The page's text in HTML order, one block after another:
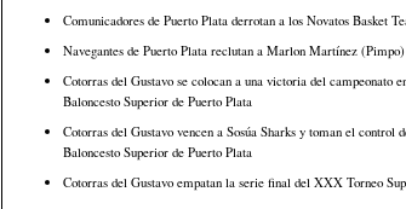
Comunicadores de Puerto Plata derrotan a los Novatos Basket
Navegantes de Puerto Plata reclutan a Marlon Martínez (Pimpo)
Cotorras del Gustavo se colocan a una victoria del campeonato
Baloncesto Superior de Puerto Plata
Cotorras del Gustavo vencen a Sosúa Sharks y toman el
Baloncesto Superior de Puerto Plata
Cotorras del Gustavo empatan la serie final del XXX Torneo